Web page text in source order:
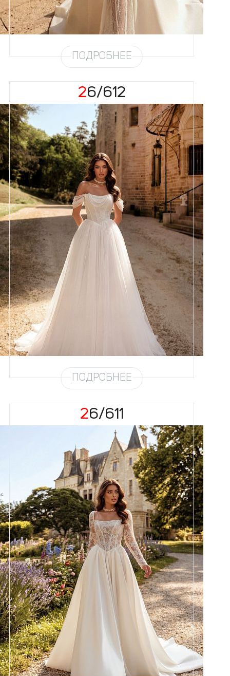
Юбка
Атлас облегченный
Шлейф
Возможен
Рукав
16/21
ПОДРОБНЕЕ
26/612
Размеры
42, 44, 46, 48, 50, 52, 54, 56,
Цвет
Силуэт
Кружево
Юбка
Шлейф
Рукав
ПОДРОБНЕЕ
26/611
Размеры
42, 44, 46, 48, 50, 52, 54, 56,
58
Цвет
Силуэт
Юбка
Атлас облегченный (4,5
Шлейф